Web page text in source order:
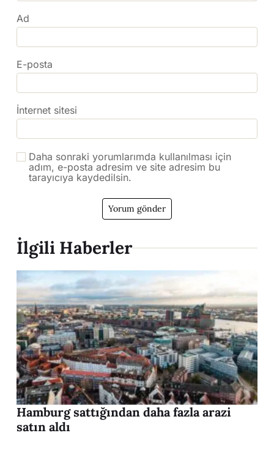
Ad
E-posta
İnternet sitesi
Daha sonraki yorumlarımda kullanılması için
adım, e-posta adresim ve site adresim bu
tarayıcıya kaydedilsin.
İlgili Haberler
Hamburg sattığından daha fazla arazi
satın aldı